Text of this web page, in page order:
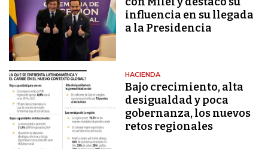
influencia en su llegada
a la Presidencia
HACIENDA
Bajo crecimiento, alta
desigualdad y poca
gobernanza, los nuevos
retos regionales